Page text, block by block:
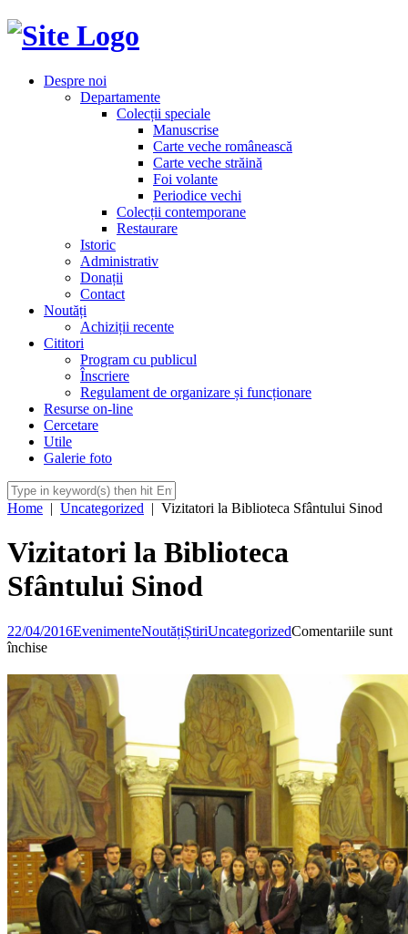
Despre noi
Departamente
Colecții speciale
Manuscrise
Carte veche românească
Carte veche străină
Foi volante
Periodice vechi
Colecții contemporane
Restaurare
Istoric
Administrativ
Donații
Contact
Noutăți
Achiziții recente
Cititori
Program cu publicul
Înscriere
Regulament de organizare și funcționare
Resurse on-line
Cercetare
Utile
Galerie foto
Home | Uncategorized | Vizitatori la Biblioteca Sfântului Sinod
Vizitatori la Biblioteca
Sfântului Sinod
22/04/2016EvenimenteNoutățiȘtiriUncategorizedComentariile sunt
închisepentru
la
Biblioteca
Sfântului
Sinod